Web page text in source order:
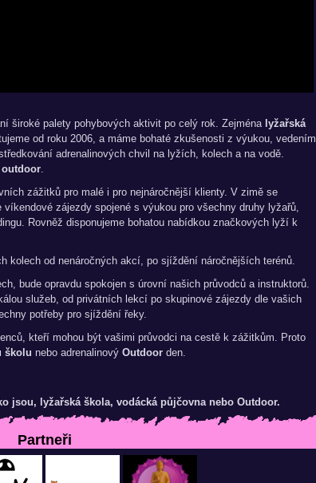
široké palety pohybových aktivit po celý rok. Zejména lyžařská
od roku 2006, a máme bohaté zkušenosti z výukou, vedením
adrenalinových chvil na lyžích, kolech a na vodě.
outdoor.
zážitků pro malé i pro nejnáročnější klienty. V zimě se
víkendové zájezdy spojené s výukou pro všechny druhy lyžařů,
Rovněž disponujeme bohatou nabídkou značkových lyží k
kolech od nenáročných akcí, po sjíždění náročnějších terénů.
bude opravdu spokojen s úrovní našich průvodců a instruktorů.
služeb, od privátních lekcí po skupinové zájezdy dle vašich
potřeby pro sjíždění řeky.
kteří mohou být vašimi průvodci na cestě k zážitkům. Proto
školu nebo adrenalinový Outdoor den.
jsou, lyžařská škola, vodácká půjčovna nebo Outdoor.
Partneři